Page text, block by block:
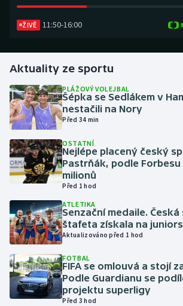
Futsal
Golf
Gymnastika
Házená
Jezdectví
Judo
Krasobruslení
Lezení
Lyže a snowboard
Moderní pětiboj
ŽIVĚ 11:50-16:00
Aktuality ze sportu
PLÁŽOVÝ VOLEJBAL
Šépka se Sedlákem v
nestačili na Nory
Před 34 min
OSTATNÍ
Nejlépe placený český
Pastrňák, podle Forbesu
milionů
Před 1 hod
ATLETIKA
Senzační medaile. Česká
štafeta získala na
Aktualizováno před 1 hod
FOTBAL
FIFA se omlouvá a stojí
Podle Guardianu se
projektu superligy
Před 3 hod